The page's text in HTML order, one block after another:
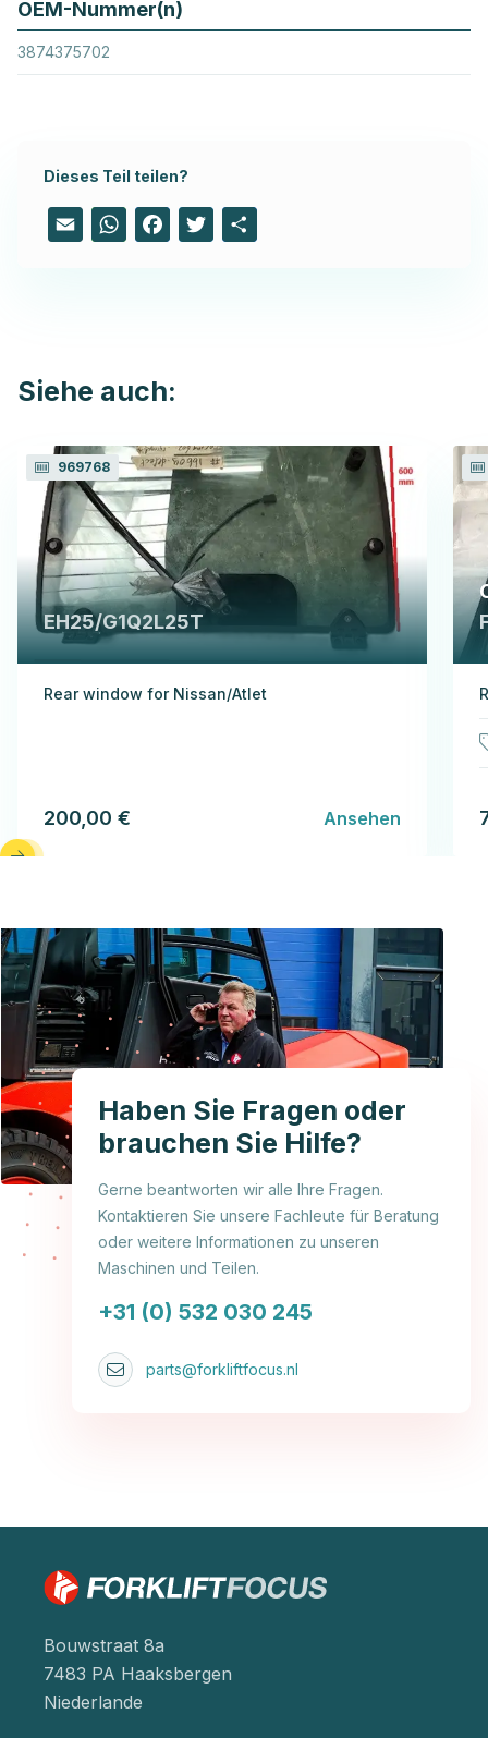
OEM-Nummer(n)
3874375702
Dieses Teil teilen?
Email WhatsAppFacebook
Twitter
Siehe auch:
969768
EH25/G1Q2L25T
Rear window for Nissan/Atlet
200,00 € Ansehen
Haben Sie Fragen oder
brauchen Sie Hilfe?
Gerne beantworten wir alle Ihre Fragen.
Kontaktieren Sie unsere Fachleute für Beratung
oder weitere Informationen zu unseren
Maschinen und Teilen.
+31 (0) 532 030 245
parts@forkliftfocus.nl
Bouwstraat 8a
7483 PA Haaksbergen
Niederlande